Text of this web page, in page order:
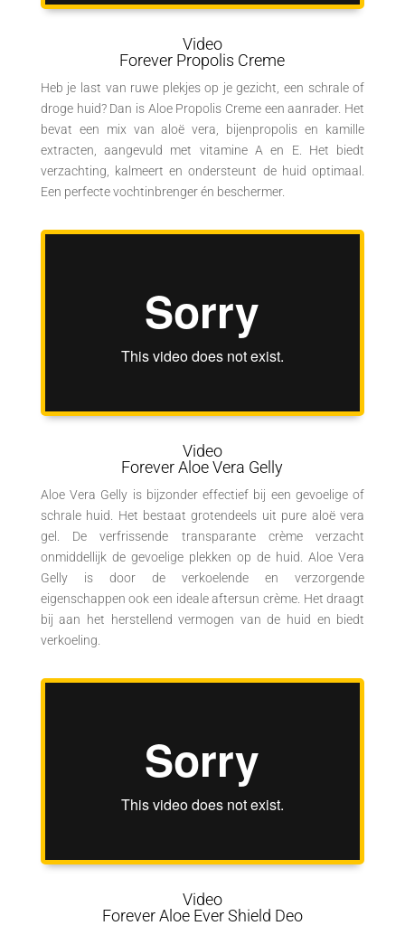
Video
Forever Propolis Creme
Heb je last van ruwe plekjes op je gezicht, een schrale of
droge huid? Dan is Aloe Propolis Creme een aanrader. Het
bevat een mix van aloë vera, bijenpropolis en kamille
extracten, aangevuld met vitamine A en E. Het biedt
verzachting, kalmeert en ondersteunt de huid optimaal.
Een perfecte vochtinbrenger én beschermer.
Video
Forever Aloe Vera Gelly
Aloe Vera Gelly is bijzonder effectief bij een gevoelige of
schrale huid. Het bestaat grotendeels uit pure aloë vera
gel. De verfrissende transparante crème verzacht
onmiddellijk de gevoelige plekken op de huid. Aloe Vera
Gelly is door de verkoelende en verzorgende
eigenschappen ook een ideale aftersun crème. Het draagt
bij aan het herstellend vermogen van de huid en biedt
verkoeling.
Video
Forever Aloe Ever Shield Deo